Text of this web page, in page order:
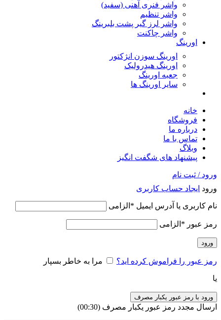
واشر فنری آهنی (سفید)
واشر تنظیم
واشر لرز گیر پشت بلبرینگ
واشر چاکنت
اورینگ
اورینگ سوزن انژکتور
اورینگ هیدرولیک
جعبه اورینگ
سایر اورینگ ها
خانه
فروشگاه
درباره ما
تماس با ما
وبلاگ
پیشنهاد های شگفت انگیز
ورود / ثبت نام
ورود ایجاد حساب کاربری
نام کاربری یا آدرس ایمیل * الزامی
رمز عبور * الزامی
ورود
رمز عبور را فراموش کرده اید؟ مرا به خاطر بسپار
یا
ورود با رمز عبور یکبار مصرف
ارسال مجدد رمز عبور یکبار مصرف (00:
30
)